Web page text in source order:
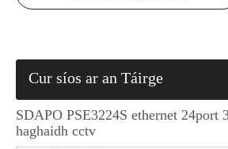
Cur síos ar an Táirge
SDAPO PSE3224S ethernet 24port
haghaidh cctv